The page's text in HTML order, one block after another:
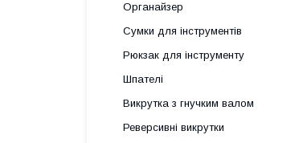
Органайзер
Сумки для інструментів
Рюкзак для інструменту
Шпателі
Викрутка з гнучким валом
Реверсивні викрутки